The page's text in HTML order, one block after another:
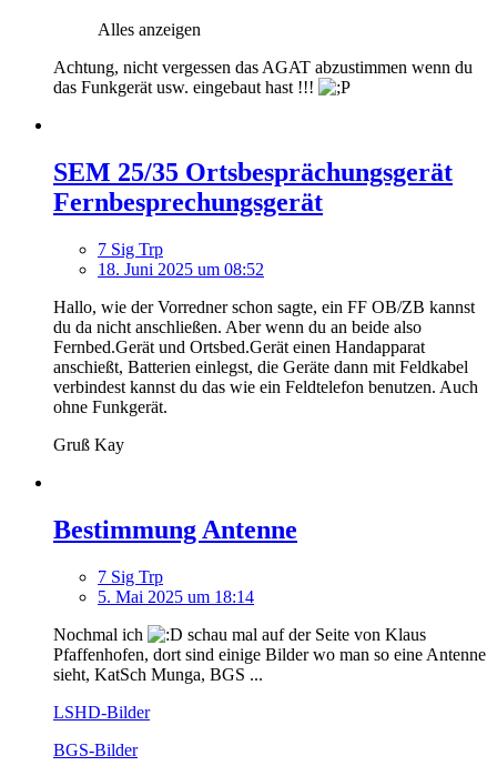
Alles anzeigen
Achtung, nicht vergessen das AGAT abzustimmen wenn du
das Funkgerät usw. eingebaut hast !!!
SEM 25/35 Ortsbesprächungsgerät
Fernbesprechungsgerät
7 Sig Trp
18. Juni 2025 um 08:52
Hallo, wie der Vorredner schon sagte, ein FF OB/ZB kannst
du da nicht anschließen. Aber wenn du an beide also
Fernbed.Gerät und Ortsbed.Gerät einen Handapparat
anschießt, Batterien einlegst, die Geräte dann mit Feldkabel
verbindest kannst du das wie ein Feldtelefon benutzen. Auch
ohne Funkgerät.
Gruß Kay
Bestimmung Antenne
7 Sig Trp
5. Mai 2025 um 18:14
Nochmal ich
schau mal auf der Seite von Klaus
Pfaffenhofen, dort sind einige Bilder wo man so eine Antenne
sieht, KatSch Munga, BGS ...
LSHD-Bilder
BGS-Bilder